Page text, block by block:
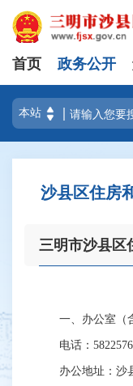
首页 政务公开
沙县区住房
一、办公室（含
电话：5822576
办公地址：沙县